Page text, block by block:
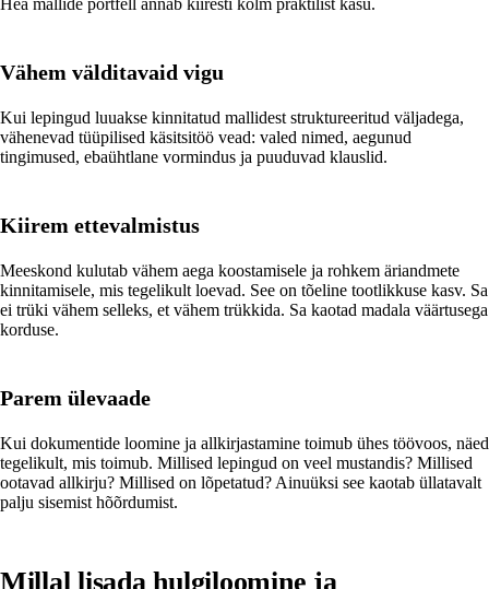
Vähem välditavaid vigu
Kui lepingud luuakse kinnitatud mallidest struktureeritud väljadega,
vähenevad tüüpilised käsitsitöö vead: valed nimed, aegunud
tingimused, ebaühtlane vormindus ja puuduvad klauslid.
Kiirem ettevalmistus
Meeskond kulutab vähem aega koostamisele ja rohkem äriandmete
kinnitamisele, mis tegelikult loevad. See on tõeline tootlikkuse kasv. Sa
ei trüki vähem selleks, et vähem trükkida. Sa kaotad madala väärtusega
korduse.
Parem ülevaade
Kui dokumentide loomine ja allkirjastamine toimub ühes töövoos, näed
tegelikult, mis toimub. Millised lepingud on veel mustandis? Millised
ootavad allkirju? Millised on lõpetatud? Ainuüksi see kaotab üllatavalt
palju sisemist hõõrdumist.
Millal lisada hulgiloomine ja